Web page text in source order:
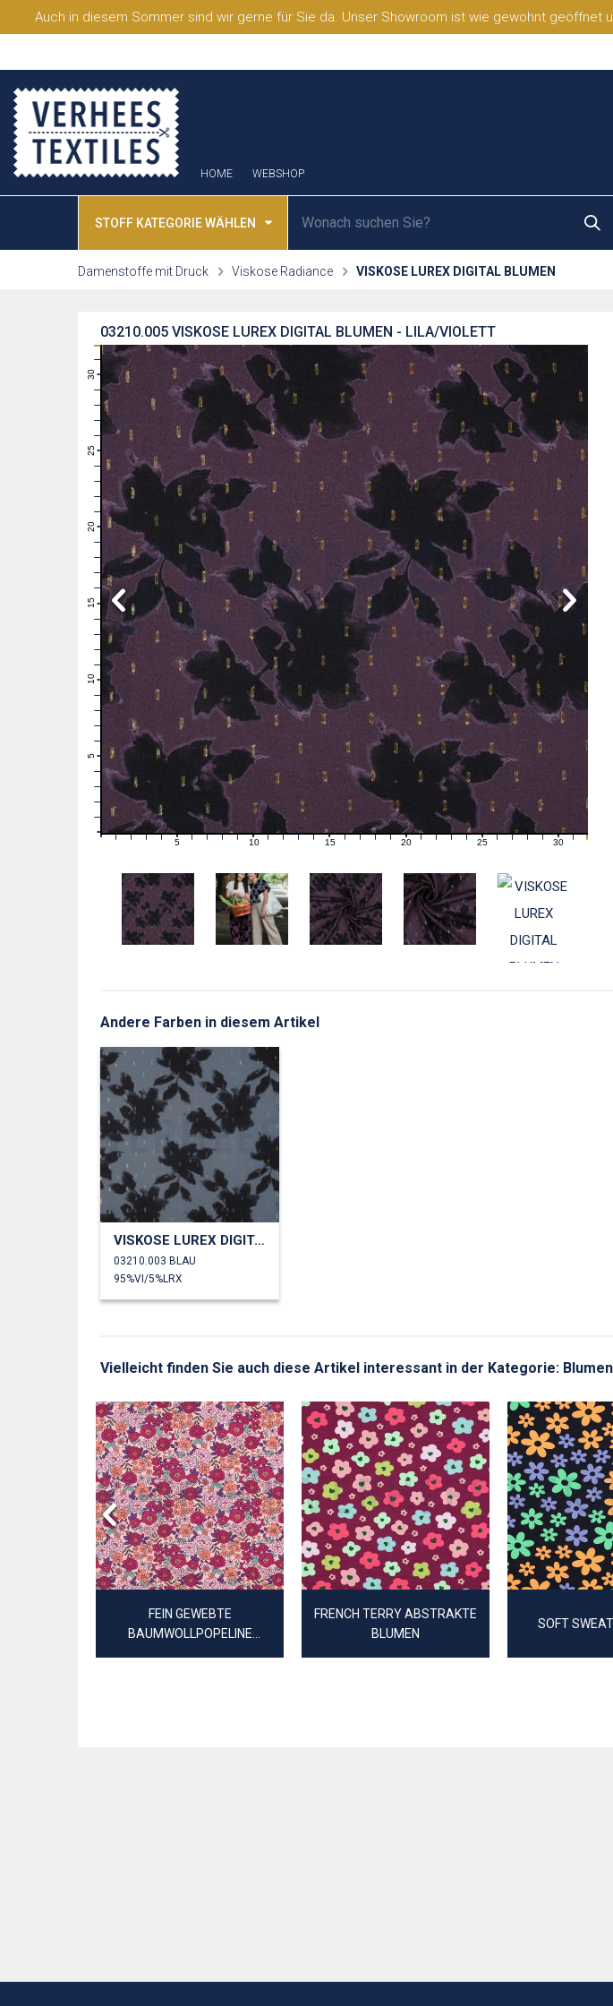
Auch in diesem Sommer sind wir gerne für Sie da. Unser Showroom ist wie gewohnt
HOME WEBSHOP
STOFF KATEGORIE WÄHLEN
Damenstoffe mit Druck Viskose Radiance VISKOSE LUREX DIGITAL BLUMEN
VISKOSE LUREX DIGITAL BLUMEN - LILA/VIOLETT
03210.005
10
11
12
13
14
15
16
17
18
19
20
21
22
23
24
25
26
27
28
29
30
31
0 1 2 3 4 6 7 8 9 11 12 13 14 15 16 17 18 19 20 21 22 23 24 25 26 27 28 29 30 31
Andere Farben in diesem Artikel
VISKOSE LUREX DIGITAL BLUMEN
03210.003 BLAU
95%VI/5%LRX
Vielleicht finden Sie auch diese Artikel interessant in der Kategorie:
FEIN GEWEBTE
BAUMWOLLPOPELINE
FRENCH TERRY ABSTRAKTE
BLUMEN
SOFT